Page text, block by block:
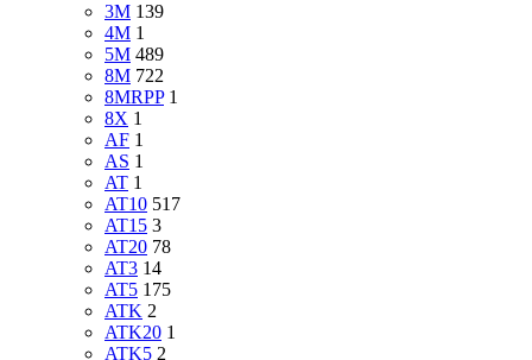
3M 139
4M 1
5M 489
8M 722
8MRPP 1
8X 1
AF 1
AS 1
AT 1
AT10 517
AT15 3
AT20 78
AT3 14
AT5 175
ATK 2
ATK20 1
ATK5 2